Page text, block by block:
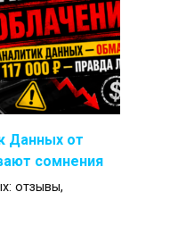
Данных от
сомнения
отзывы,